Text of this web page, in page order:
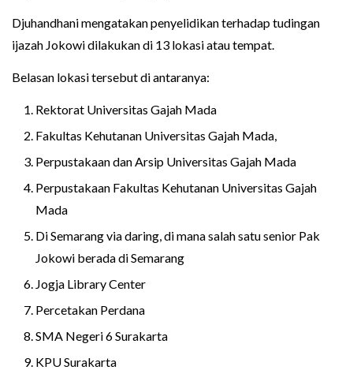
Djuhandhani mengatakan penyelidikan terhadap tudingan
ijazah Jokowi dilakukan di 13 lokasi atau tempat.
Belasan lokasi tersebut di antaranya:
Rektorat Universitas Gajah Mada
Fakultas Kehutanan Universitas Gajah Mada,
Perpustakaan dan Arsip Universitas Gajah Mada
Perpustakaan Fakultas Kehutanan Universitas Gajah
Mada
Di Semarang via daring, di mana salah satu senior Pak
Jokowi berada di Semarang
Jogja Library Center
Percetakan Perdana
SMA Negeri 6 Surakarta
KPU Surakarta